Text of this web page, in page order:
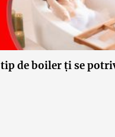
de boiler ți se